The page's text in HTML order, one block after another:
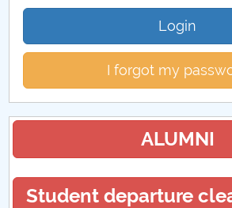
Login
I forgot my
ALUMNI
Student departure